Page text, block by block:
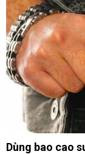
Dùng bao cao